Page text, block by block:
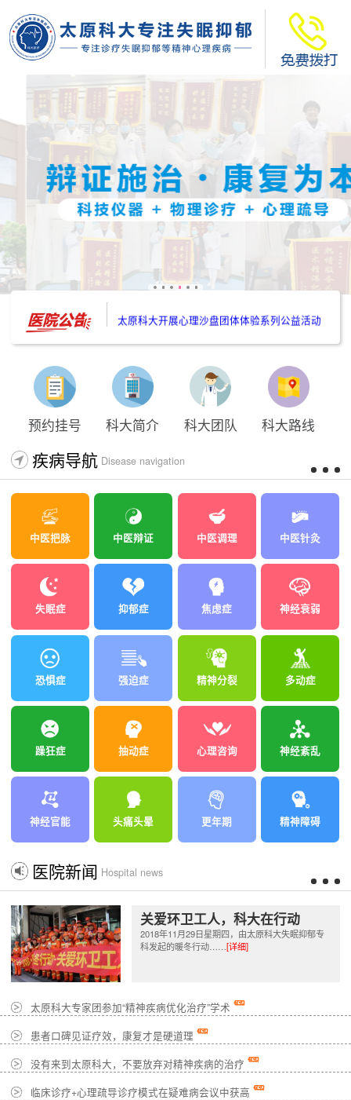
太原科大开展--“心理隐患也是安全隐患”讲座”
太原科大开展心理沙盘团体体验系列公益活动
预约挂号 科大简介 科大团队 科大路线
疾病导航 Disease navigation
中医把脉 中医辩证 中医调理 中医针灸
失眠症 抑郁症 焦虑症 神经衰弱
恐惧症 强迫症 精神分裂 多动症
躁狂症 抽动症 心理咨询 神经紊乱
神经官能 头痛头晕 更年期 精神障碍
医院新闻 Hospital news
关爱环卫工人，科大在行动
2018年11月29日星期四，由太原科大失眠抑郁专
科发起的暖冬行动……[详细]
太原科大专家团参加“精神疾病优化治疗”学术
患者口碑见证疗效，康复才是硬道理
没有来到太原科大，不要放弃对精神疾病的治疗
临床诊疗+心理疏导诊疗模式在疑难病会议中获高